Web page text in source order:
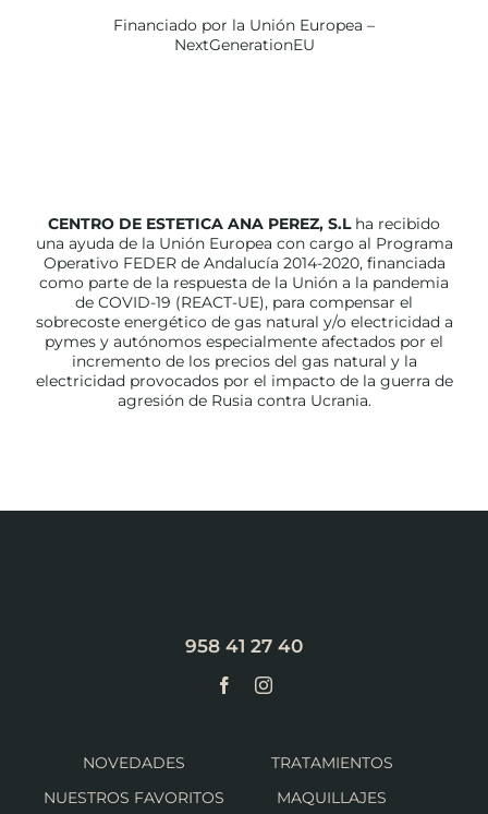
Financiado por la Unión Europea –
NextGenerationEU
CENTRO DE ESTETICA ANA PEREZ, S.Lha recibido
una ayuda de la Unión Europea con cargo al Programa
Operativo FEDER de Andalucía 2014-2020, financiada
como parte de la respuesta de la Unión a la pandemia
de COVID-19 (REACT-UE), para compensar el
sobrecoste energético de gas natural y/o electricidad a
pymes y autónomos especialmente afectados por el
incremento de los precios del gas natural y la
electricidad provocados por el impacto de la guerra de
agresión de Rusia contra Ucrania.
958 41 27 40
NOVEDADES
NUESTROS FAVORITOS
TRATAMIENTOS
MAQUILLAJES